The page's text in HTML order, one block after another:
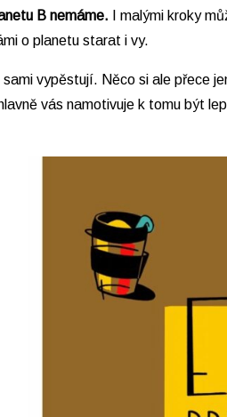
B nemáme. I malými kroky
o planetu starat i vy.
vypěstují. Něco si ale přece
vás namotivuje k tomu být